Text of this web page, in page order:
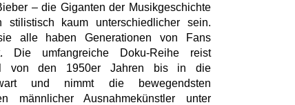
– die Giganten der Musikgeschichte
stilistisch kaum unterschiedlicher sein.
alle haben Generationen von Fans
Die umfangreiche Doku-Reihe reist
von den 1950er Jahren bis in die
und nimmt die bewegendsten
männlicher Ausnahmekünstler unter